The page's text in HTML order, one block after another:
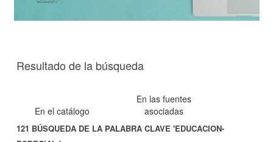
Resultado de la búsqueda
En el catálogo
En las fuentes
asociadas
121 BÚSQUEDA DE LA PALABRA CLAVE'EDUCACION-